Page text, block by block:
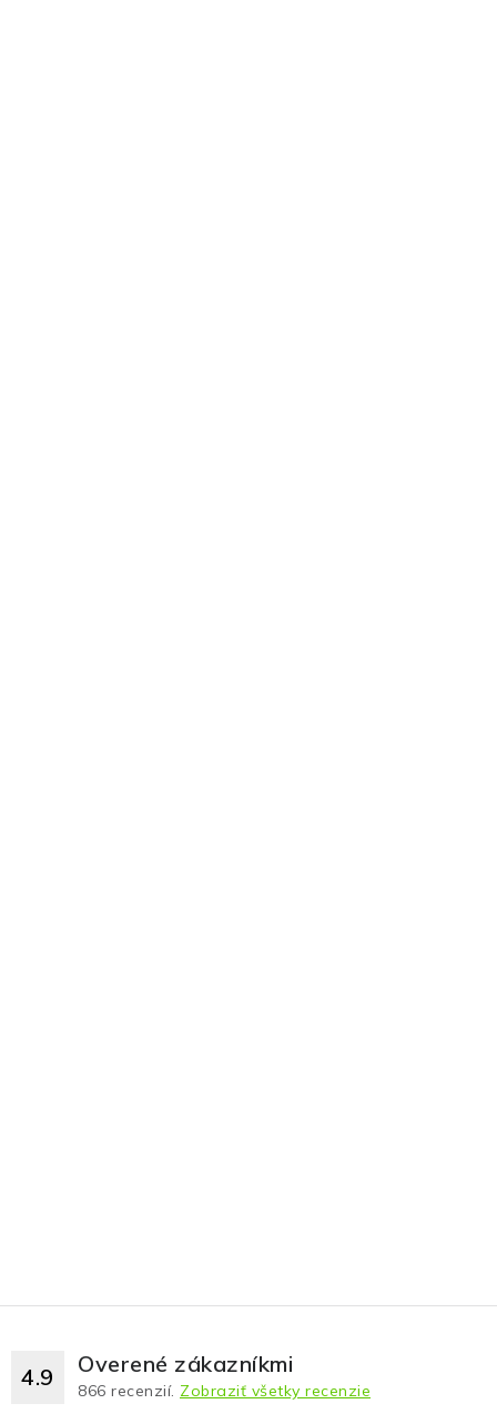
4.9 Overené zákazníkmi
866 recenzií. Zobraziť všetky recenzie